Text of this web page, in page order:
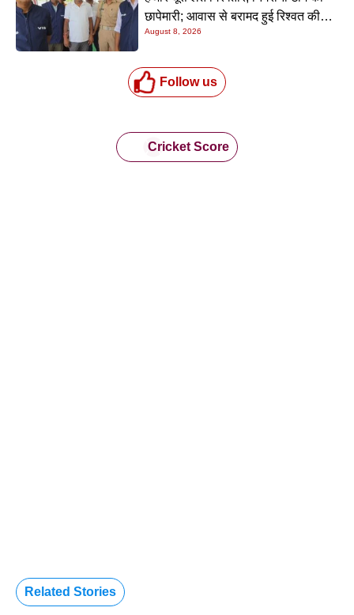
छापेमारी; आवास से बरामद हुई रिश्वत की
रकम
August 8, 2026
Follow us
Cricket Score
Related Stories